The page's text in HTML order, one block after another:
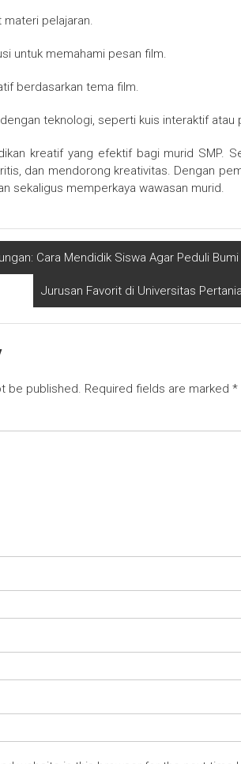
materi pelajaran.
untuk memahami pesan film.
berdasarkan tema film.
teknologi, seperti kuis interaktif atau
kreatif yang efektif bagi murid SMP.
dan mendorong kreativitas. Dengan
sekaligus memperkaya wawasan murid.
Cara Mendidik Siswa Agar Peduli Bumi
Jurusan Favorit di Universitas
be published. Required fields are marked *